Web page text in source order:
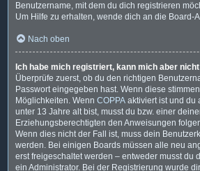
Benutzername, mit dem du dich registrieren
Um Hilfe zu erhalten, wende dich an die Board-
Nach oben
Ich habe mich registriert, kann mich aber
Überprüfe zuerst, ob du den richtigen
Passwort eingegeben hast. Wenn diese
Möglichkeiten. Wenn COPPA aktiviert ist und du
unter 13 Jahre alt bist, musst du bzw. einer
Erziehungsberechtigten den Anweisungen
Wenn dies nicht der Fall ist, muss dein
werden. Bei einigen Boards müssen alle neu
erst freigeschaltet werden – entweder musst du
ein Administrator. Bei der Registrierung wurde